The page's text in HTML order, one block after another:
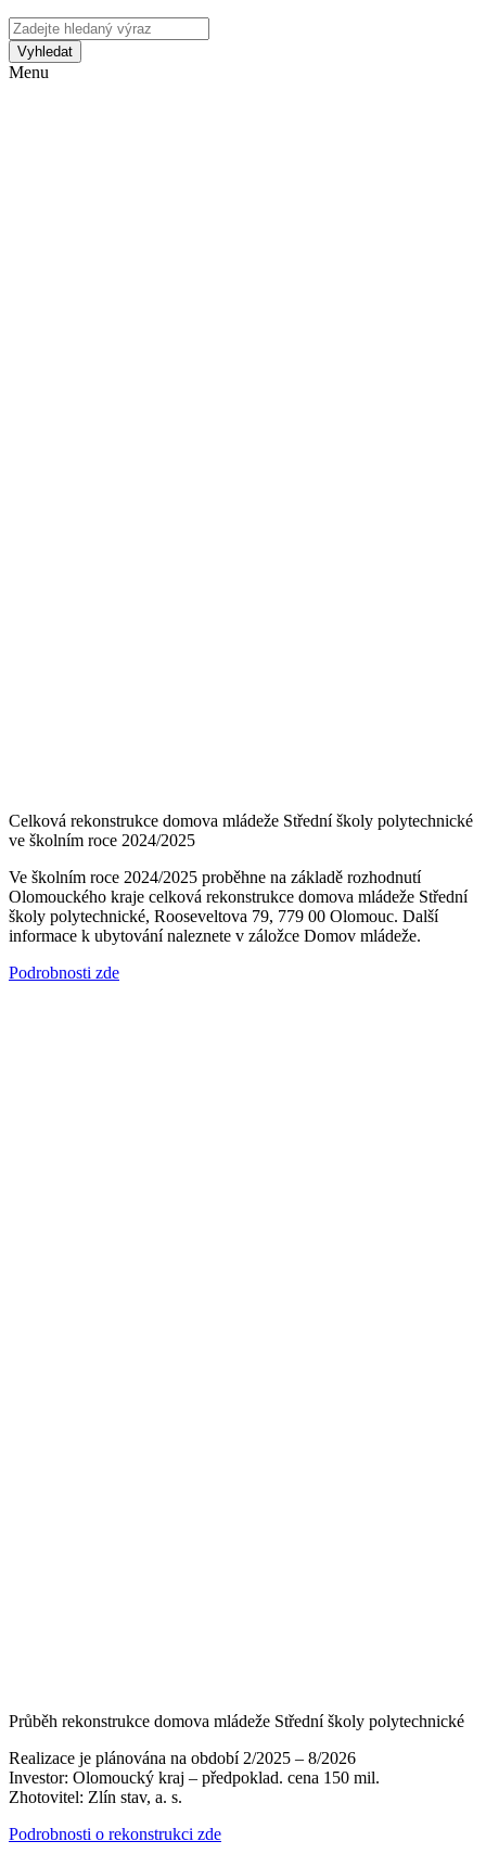
Vyhledat
Menu
Celková rekonstrukce domova mládeže Střední školy polytechnické
ve školním roce 2024/2025
Ve školním roce 2024/2025 proběhne na základě rozhodnutí
Olomouckého kraje celková rekonstrukce domova mládeže Střední
školy polytechnické, Rooseveltova 79, 779 00 Olomouc. Další
informace k ubytování naleznete v záložce Domov mládeže.
Podrobnosti zde
Průběh rekonstrukce domova mládeže Střední školy polytechnické
Realizace je plánována na období 2/2025 – 8/2026
Investor: Olomoucký kraj – předpoklad. cena 150 mil.
Zhotovitel: Zlín stav, a. s.
Podrobnosti o rekonstrukci zde